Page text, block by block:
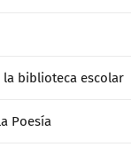
biblioteca escolar
Poesía